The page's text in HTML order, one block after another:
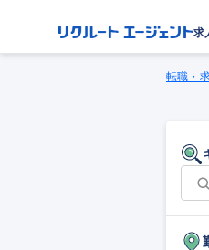
求
転職・